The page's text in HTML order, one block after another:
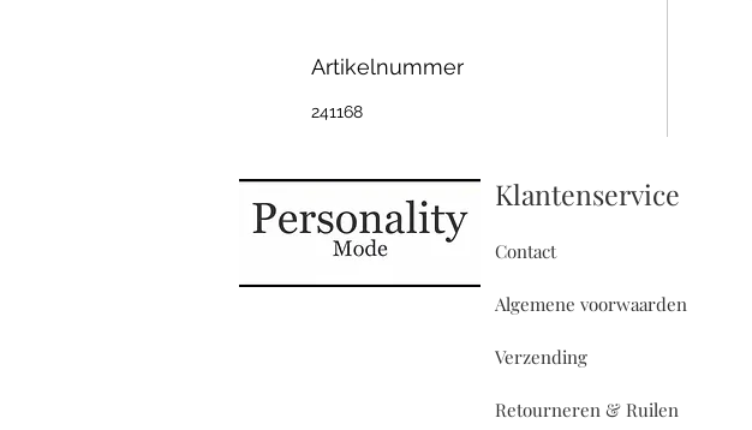
Artikelnummer
241168
Klantenservice
Contact
Algemene voorwaarden
Verzending
Retourneren & Ruilen